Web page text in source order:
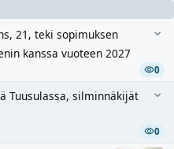
21, teki sopimuksen
kanssa vuoteen 2027
0
Tuusulassa, silminnäkijät
0